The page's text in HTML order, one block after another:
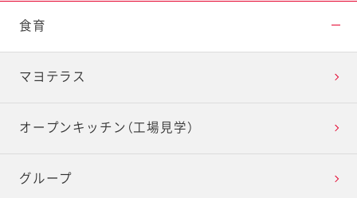
食育
マヨテラス
オープンキッチン（工場見学）
グループ